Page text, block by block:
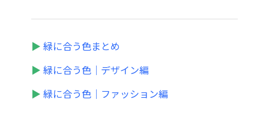
▶ 緑に合う色まとめ
▶ 緑に合う色｜デザイン編
▶ 緑に合う色｜ファッション編